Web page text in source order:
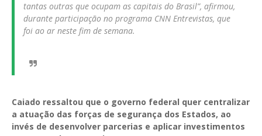
tantas outras que ocupam as capitais do Brasil”, afirmou,
durante participação no programa CNN Entrevistas, que
foi ao ar neste fim de semana.
Caiado ressaltou que o governo federal quer centralizar
a atuação das forças de segurança dos Estados, ao
invés de desenvolver parcerias e aplicar investimentos